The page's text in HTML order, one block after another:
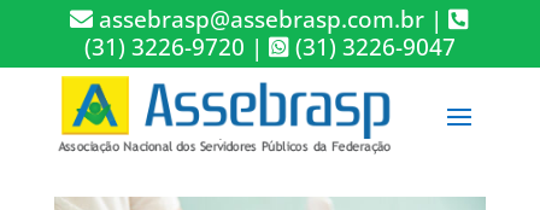
assebrasp@assebrasp.com.br |
(31) 3226-9720 | (31) 3226-9047